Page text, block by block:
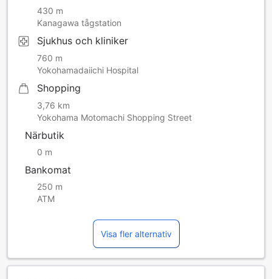
430 m
Kanagawa tågstation
Sjukhus och kliniker
760 m
Yokohamadaiichi Hospital
Shopping
3,76 km
Yokohama Motomachi Shopping Street
Närbutik
0 m
Bankomat
250 m
ATM
Visa fler alternativ